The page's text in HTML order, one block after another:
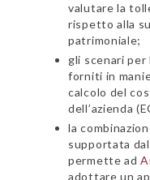
valutare la
rispetto alla
patrimoniale;
gli scenari per
forniti in
calcolo del
dell’azienda
la
supportata
permette ad
adottare un